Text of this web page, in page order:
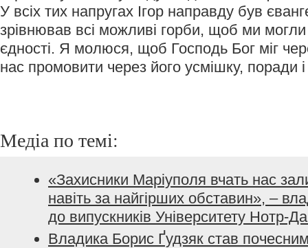
У всіх тих напругах Ігор направду був
зрівнював всі можливі горби, щоб ми
єдності. Я молюся, щоб Господь Бог міг
нас промовити через його усмішку,
Медіа по темі:
«Захисники Маріуполя вчать нас
навіть за найгірших обставин», –
до випускників Університету Нотр-
Владика Борис Ґудзяк став